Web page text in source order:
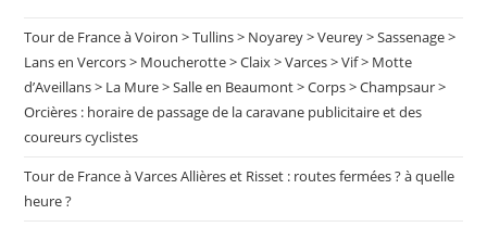
Tour de France à Voiron > Tullins > Noyarey > Veurey > Sassenage >
Lans en Vercors > Moucherotte > Claix > Varces > Vif > Motte
d’Aveillans > La Mure > Salle en Beaumont > Corps > Champsaur >
Orcières : horaire de passage de la caravane publicitaire et des
coureurs cyclistes
Tour de France à Varces Allières et Risset : routes fermées ? à quelle
heure ?